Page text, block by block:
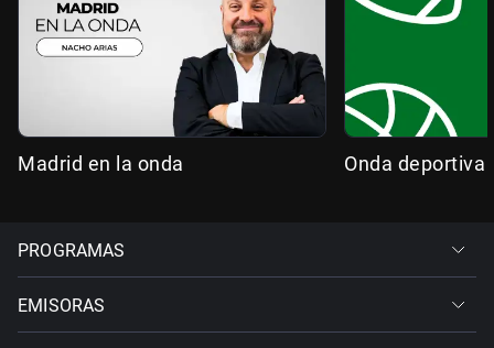
Madrid en la onda Onda deportiva
PROGRAMAS
EMISORAS